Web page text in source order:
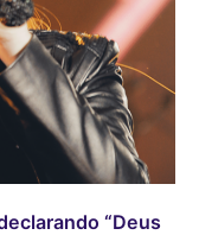
“Deus